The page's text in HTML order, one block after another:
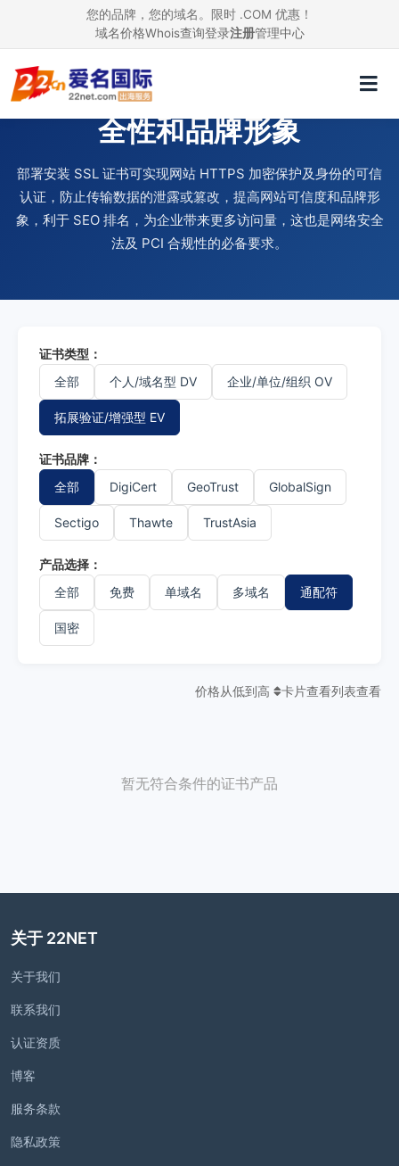
您的品牌，您的域名。限时 .COM 优惠！
域名价格Whois查询登录注册管理中心
使用 SSL 证书，提升网站安
全性和品牌形象
部署安装 SSL 证书可实现网站 HTTPS 加密保护及身份的可信
认证，防止传输数据的泄露或篡改，提高网站可信度和品牌形
象，利于 SEO 排名，为企业带来更多访问量，这也是网络安全
法及 PCI 合规性的必备要求。
证书类型：
全部
个人/域名型 DV 企业/单位/组织 OV
拓展验证/增强型 EV
证书品牌：
全部
DigiCert GeoTrust GlobalSign
Sectigo Thawte TrustAsia
产品选择：
全部
免费 单域名 多域名 通配符
国密
价格从低到高 卡片查看列表查看
暂无符合条件的证书产品
关于 22NET
关于我们
联系我们
认证资质
博客
服务条款
隐私政策